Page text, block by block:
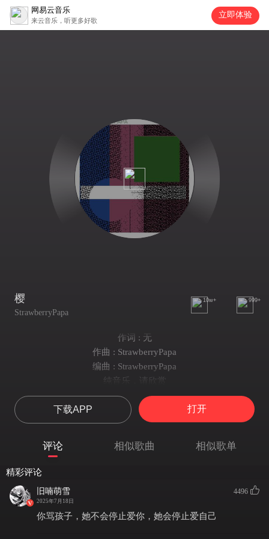
网易云音乐
来云音乐，听更多好歌
立即体验
樱
StrawberryPapa
10w+ 999+
作词 : 无
作曲 : StrawberryPapa
编曲 : StrawberryPapa
纯音乐，请欣赏
下载APP 打开
评论 相似歌曲 相似歌单
精彩评论
旧喃萌雪
2025年7月18日
4496
你骂孩子，她不会停止爱你，她会停止爱自己